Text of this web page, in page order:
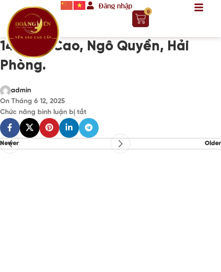
Đăng nhập
0
147 Văn Cao, Ngô Quyền, Hải
Phòng.
admin
On Tháng 6 12, 2025
Chức năng bình luận bị tắt
Newer Older